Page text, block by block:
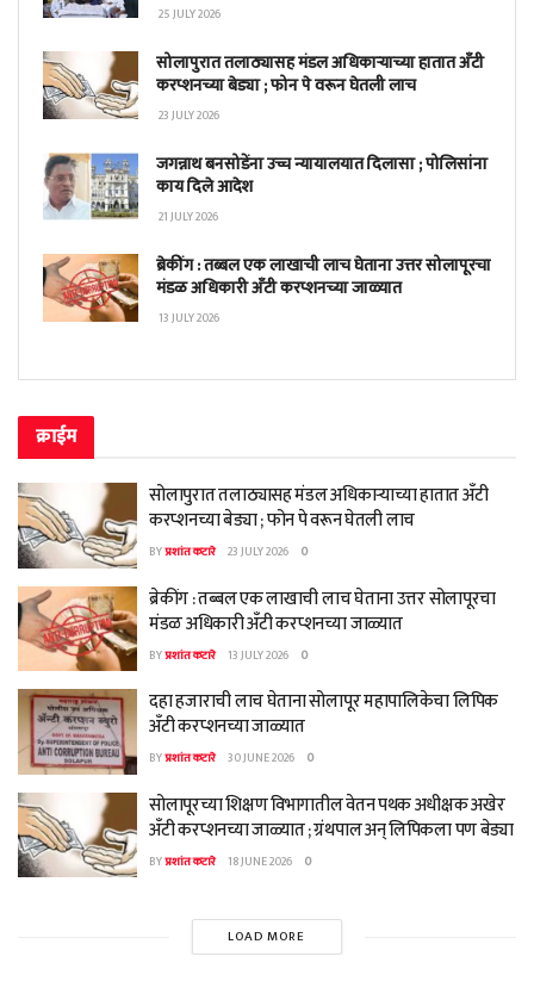
25 JULY 2026
सोलापुरात तलाठ्यासह मंडल अधिकाऱ्याच्या हातात अँटी
करप्शनच्या बेड्या ; फोन पे वरून घेतली लाच
23 JULY 2026
जगन्नाथ बनसोडेंना उच्च न्यायालयात दिलासा ; पोलिसांना
काय दिले आदेश
21 JULY 2026
ब्रेकींग : तब्बल एक लाखाची लाच घेताना उत्तर सोलापूरचा
मंडळ अधिकारी अँटी करप्शनच्या जाळ्यात
13 JULY 2026
क्राईम
सोलापुरात तलाठ्यासह मंडल अधिकाऱ्याच्या हातात अँटी
करप्शनच्या बेड्या ; फोन पे वरून घेतली लाच
BYप्रशांत कटारे 23 JULY 2026 0
ब्रेकींग : तब्बल एक लाखाची लाच घेताना उत्तर सोलापूरचा
मंडळ अधिकारी अँटी करप्शनच्या जाळ्यात
BYप्रशांत कटारे 13 JULY 2026 0
दहा हजाराची लाच घेताना सोलापूर महापालिकेचा लिपिक
अँटी करप्शनच्या जाळ्यात
BYप्रशांत कटारे 30 JUNE 2026 0
सोलापूरच्या शिक्षण विभागातील वेतन पथक अधीक्षक अखेर
अँटी करप्शनच्या जाळ्यात ; ग्रंथपाल अन् लिपिकला पण बेड्या
BYप्रशांत कटारे 18 JUNE 2026 0
LOAD MORE